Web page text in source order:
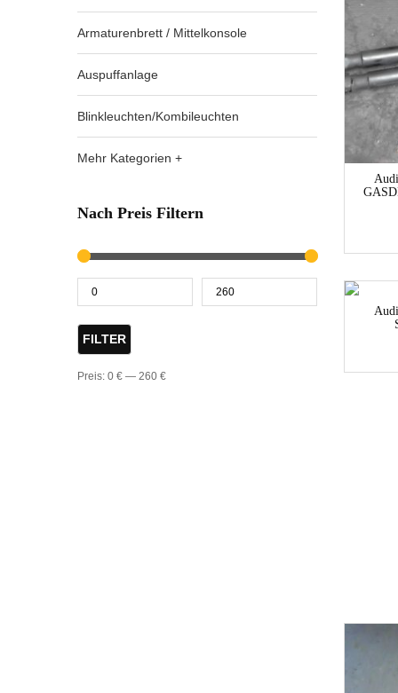
Armaturenbrett / Mittelkonsole
Auspuffanlage
Blinkleuchten/Kombileuchten
Mehr Kategorien +
Nach Preis Filtern
FILTER
Preis: 0 € — 260 €